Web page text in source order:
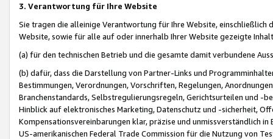
3. Verantwortung für Ihre Website
Sie tragen die alleinige Verantwortung für Ihre Website,
Website, sowie für alle auf oder innerhalb Ihrer Website gezeigte
(a) für den technischen Betrieb und die gesamte damit verbundene
(b) dafür, dass die Darstellung von Partner-Links und
Bestimmungen, Verordnungen, Vorschriften, Regelungen,
Branchenstandards, Selbstregulierungsregeln, Gerichtsurteilen und -
Hinblick auf elektronisches Marketing, Datenschutz und -sicherheit,
Kompensationsvereinbarungen klar, präzise und unmissverständlich
US-amerikanischen Federal Trade Commission für die Nutzung von